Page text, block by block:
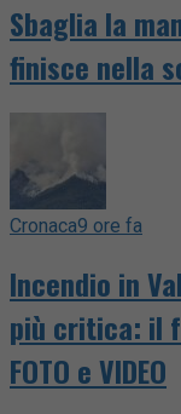
Sbaglia la
finisce nella
Cronaca9 ore fa
Incendio in
più critica: il
FOTO e VIDEO